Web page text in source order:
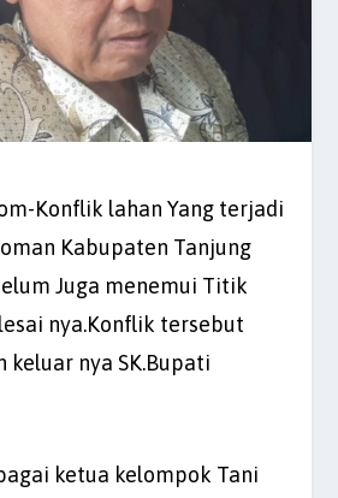
Konflik lahan Yang terjadi
Kabupaten Tanjung
Juga menemui Titik
nya.Konflik tersebut
keluar nya SK.Bupati
ketua kelompok Tani